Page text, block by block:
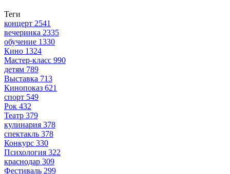
Теги
концерт 2541
вечеринка 2335
обучение 1330
Кино 1324
Мастер-класс 990
детям 789
Выставка 713
Кинопоказ 621
спорт 549
Рок 432
Театр 379
кулинария 378
спектакль 378
Конкурс 330
Психология 322
краснодар 309
Фестиваль 299